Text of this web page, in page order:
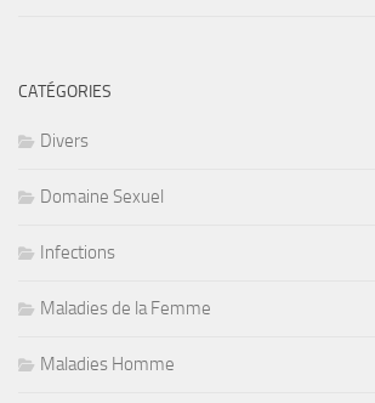
CATÉGORIES
Divers
Domaine Sexuel
Infections
Maladies de la Femme
Maladies Homme